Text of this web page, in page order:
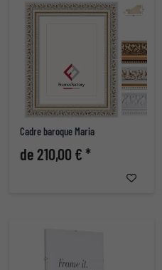
Cadre baroque Maria
de 210,00 € *